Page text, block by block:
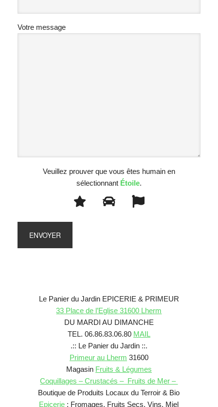
Votre message
Veuillez prouver que vous êtes humain en
sélectionnant Étoile.
Le Panier du Jardin EPICERIE & PRIMEUR
33 Place de l’Eglise 31600 Lherm
DU MARDI AU DIMANCHE
TEL. 06.86.83.06.80 MAIL
.:: Le Panier du Jardin ::.
Primeur au Lherm 31600
Magasin Fruits & Légumes
Coquillages – Crustacés – Fruits de Mer –
Boutique de Produits Locaux du Terroir & Bio
Epicerie : Fromages, Fruits Secs, Vins, Miel